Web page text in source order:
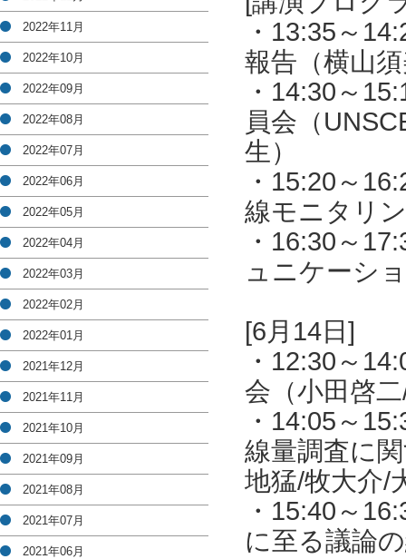
・13:35～
報告（横山
・14:30～
員会（
生）
・15:20～
線モニタリ
・16:30～
ュニケーシ
[6月14日]
・12:30～
会（小田啓
・14:05～
線量調査に
地猛/牧大介/
・15:40～
に至る議論
2022年11月
2022年10月
2022年09月
2022年08月
2022年07月
2022年06月
2022年05月
2022年04月
2022年03月
2022年02月
2022年01月
2021年12月
2021年11月
2021年10月
2021年09月
2021年08月
2021年07月
2021年06月